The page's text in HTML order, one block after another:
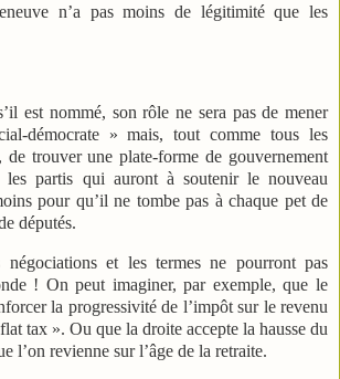
n’a pas moins de légitimité que les
est nommé, son rôle ne sera pas de mener
démocrate » mais, tout comme tous les
de trouver une plate-forme de gouvernement
les partis qui auront à soutenir le nouveau
pour qu’il ne tombe pas à chaque pet de
députés.
et les termes ne pourront pas
! On peut imaginer, par exemple, que le
la progressivité de l’impôt sur le revenu
tax ». Ou que la droite accepte la hausse du
l’on revienne sur l’âge de la retraite.